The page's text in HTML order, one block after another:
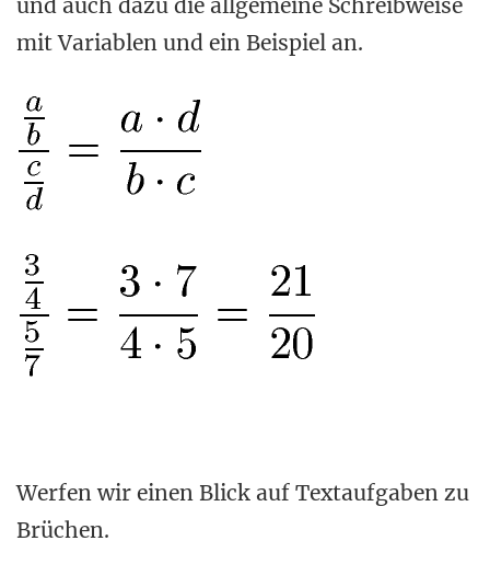
und auch dazu die allgemeine Schreibweise
mit Variablen und ein Beispiel an.
Werfen wir einen Blick auf Textaufgaben zu
Brüchen.